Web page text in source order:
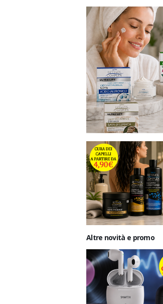
Altre novità e promo